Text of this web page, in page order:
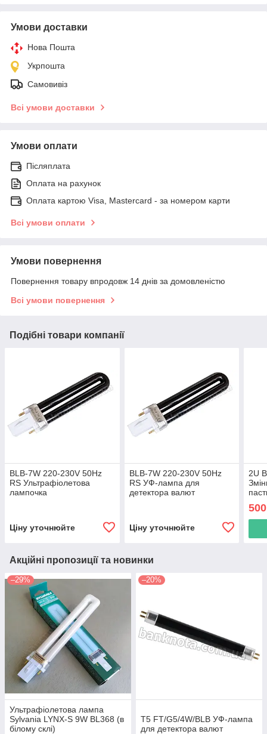
Умови доставки
Нова Пошта
Укрпошта
Самовивіз
Всі умови доставки
Умови оплати
Післяплата
Оплата на рахунок
Оплата картою Visa, Mastercard - за номером карти
Всі умови оплати
Умови повернення
Повернення товару впродовж 14 днів за домовленістю
Всі умови повернення
Подібні товари компанії
BLB-7W 220-230V 50Hz
RS Ультрафіолетова
лампочка
Ціну уточнюйте
BLB-7W 220-230V 50Hz
RS УФ-лампа для
детектора валют
Ціну уточнюйте
2U
500
Акційні пропозиції та новинки
–29%
Ультрафіолетова лампа
Sylvania LYNX-S 9W BL368 (в
білому склі)
–20%
T5 FT/G5/4W/BLB УФ-лaмпa
для дeтeктoра вaлют